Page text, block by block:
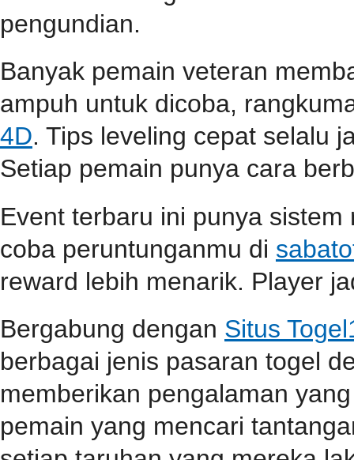
pengundian.
Banyak pemain veteran
ampuh untuk dicoba,
4D. Tips leveling cepat selalu
Setiap pemain punya cara
Event terbaru ini punya
coba peruntunganmu di
reward lebih menarik. Player
Bergabung dengan Situs
berbagai jenis pasaran togel
memberikan pengalaman
pemain yang mencari